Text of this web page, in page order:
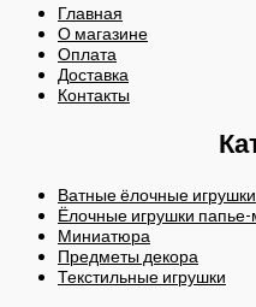
Главная
О магазине
Оплата
Доставка
Контакты
Ватные ёлочные игрушки
Ёлочные игрушки
Миниатюра
Предметы декора
Текстильные игрушки